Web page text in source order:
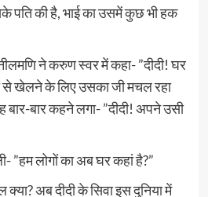
पति की है, भाई का उसमें कुछ भी हक
ने करुण स्वर में कहा- ”दीदी! घर
से खेलने के लिए उसका जी मचल रहा
बार-बार कहने लगा- ”दीदी! अपने उसी
”हम लोगों का अब घर कहां है?”
अब दीदी के सिवा इस दुनिया में